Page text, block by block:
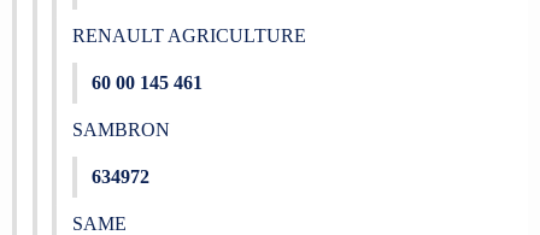
RENAULT AGRICULTURE
60 00 145 461
SAMBRON
634972
SAME